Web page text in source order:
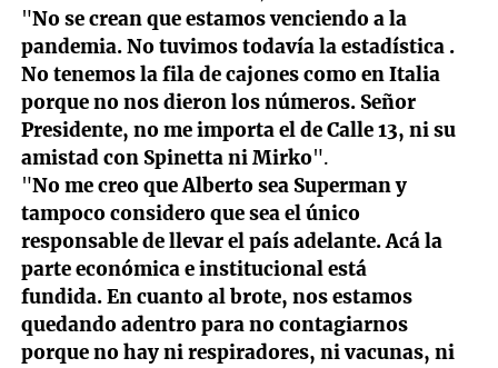
"No se crean que estamos venciendo a la
pandemia. No tuvimos todavía la estadística .
No tenemos la fila de cajones como en Italia
porque no nos dieron los números. Señor
Presidente, no me importa el de Calle 13, ni su
amistad con Spinetta ni Mirko".
"No me creo que Alberto sea Superman y
tampoco considero que sea el único
responsable de llevar el país adelante. Acá la
parte económica e institucional está
fundida. En cuanto al brote, nos estamos
quedando adentro para no contagiarnos
porque no hay ni respiradores, ni vacunas, ni